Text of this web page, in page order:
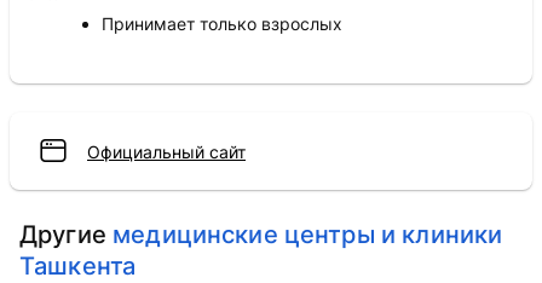
Принимает только взрослых
Официальный сайт
Другие медицинские центры и клиники
Ташкента